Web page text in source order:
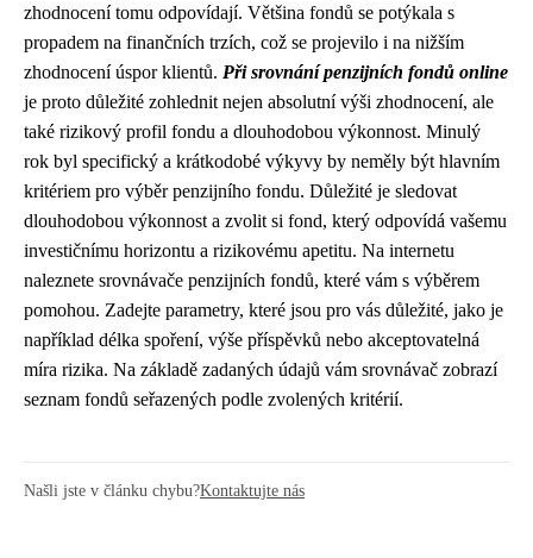
zhodnocení tomu odpovídají. Většina fondů se potýkala s
propadem na finančních trzích, což se projevilo i na nižším
zhodnocení úspor klientů. Při srovnání penzijních fondů online
je proto důležité zohlednit nejen absolutní výši zhodnocení, ale
také rizikový profil fondu a dlouhodobou výkonnost. Minulý
rok byl specifický a krátkodobé výkyvy by neměly být hlavním
kritériem pro výběr penzijního fondu. Důležité je sledovat
dlouhodobou výkonnost a zvolit si fond, který odpovídá vašemu
investičnímu horizontu a rizikovému apetitu. Na internetu
naleznete srovnávače penzijních fondů, které vám s výběrem
pomohou. Zadejte parametry, které jsou pro vás důležité, jako je
například délka spoření, výše příspěvků nebo akceptovatelná
míra rizika. Na základě zadaných údajů vám srovnávač zobrazí
seznam fondů seřazených podle zvolených kritérií.
Našli jste v článku chybu?Kontaktujte nás